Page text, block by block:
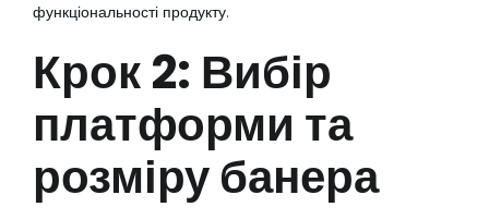
функціональності продукту.
Крок 2: Вибір
платформи та
розміру банера